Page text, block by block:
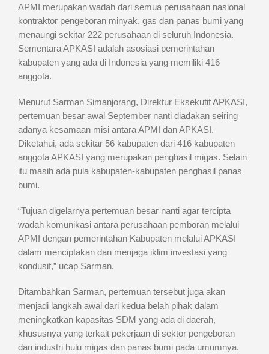
APMI merupakan wadah dari semua perusahaan nasional
kontraktor pengeboran minyak, gas dan panas bumi yang
menaungi sekitar 222 perusahaan di seluruh Indonesia.
Sementara APKASI adalah asosiasi pemerintahan
kabupaten yang ada di Indonesia yang memiliki 416
anggota.
Menurut Sarman Simanjorang, Direktur Eksekutif APKASI,
pertemuan besar awal September nanti diadakan seiring
adanya kesamaan misi antara APMI dan APKASI.
Diketahui, ada sekitar 56 kabupaten dari 416 kabupaten
anggota APKASI yang merupakan penghasil migas. Selain
itu masih ada pula kabupaten-kabupaten penghasil panas
bumi.
“Tujuan digelarnya pertemuan besar nanti agar tercipta
wadah komunikasi antara perusahaan pemboran melalui
APMI dengan pemerintahan Kabupaten melalui APKASI
dalam menciptakan dan menjaga iklim investasi yang
kondusif,” ucap Sarman.
Ditambahkan Sarman, pertemuan tersebut juga akan
menjadi langkah awal dari kedua belah pihak dalam
meningkatkan kapasitas SDM yang ada di daerah,
khususnya yang terkait pekerjaan di sektor pengeboran
dan industri hulu migas dan panas bumi pada umumnya.